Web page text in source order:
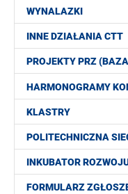
WYNALAZKI
INNE DZIAŁANIA CTT
PROJEKTY PRZ
HARMONOGRAMY
KLASTRY
POLITECHNICZNA
INKUBATOR
FORMULARZ